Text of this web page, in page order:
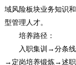
域风险板块业务知识
型管理人才。
培养路径：
入职集训→分条线
→定岗培养锻炼→述